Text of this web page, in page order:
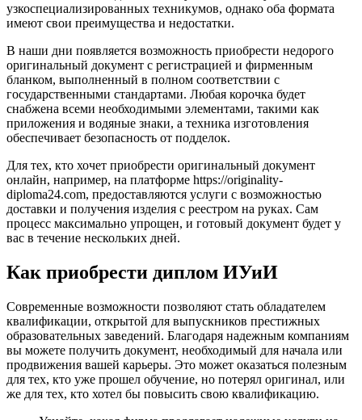
узкоспециализированных техникумов, однако оба формата
имеют свои преимущества и недостатки.
В наши дни появляется возможность приобрести недорого
оригинальный документ с регистрацией и фирменным
бланком, выполненный в полном соответствии с
государственными стандартами. Любая корочка будет
снабжена всеми необходимыми элементами, такими как
приложения и водяные знаки, а техника изготовления
обеспечивает безопасность от подделок.
Для тех, кто хочет приобрести оригинальный документ
онлайн, например, на платформе https://originality-
diploma24.com, предоставляются услуги с возможностью
доставки и получения изделия с реестром на руках. Сам
процесс максимально упрощен, и готовый документ будет у
вас в течение нескольких дней.
Как приобрести диплом ИУиИ
Современные возможности позволяют стать обладателем
квалификации, открытой для выпускников престижных
образовательных заведений. Благодаря надежным компаниям
вы можете получить документ, необходимый для начала или
продвижения вашей карьеры. Это может оказаться полезным
для тех, кто уже прошел обучение, но потерял оригинал, или
же для тех, кто хотел бы повысить свою квалификацию.